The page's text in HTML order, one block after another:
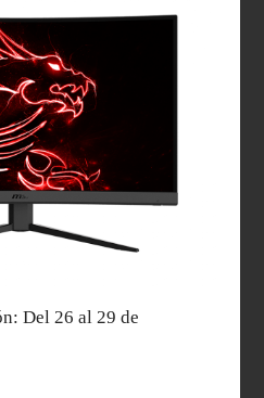
Del 26 al 29 de